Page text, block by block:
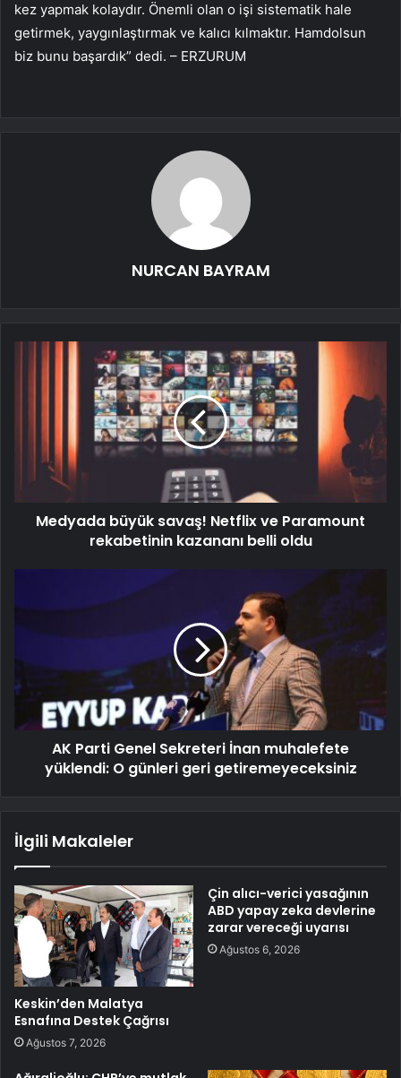
kez yapmak kolaydır. Önemli olan o işi sistematik hale
getirmek, yaygınlaştırmak ve kalıcı kılmaktır. Hamdolsun
biz bunu başardık” dedi. – ERZURUM
NURCAN BAYRAM
Medyada büyük savaş! Netflix ve Paramount
rekabetinin kazananı belli oldu
AK Parti Genel Sekreteri İnan muhalefete
yüklendi: O günleri geri getiremeyeceksiniz
İlgili Makaleler
Keskin’den Malatya
Esnafına Destek Çağrısı
Ağustos 7, 2026
Çin alıcı-verici yasağının
ABD yapay zeka devlerine
zarar vereceği uyarısı
Ağustos 6, 2026